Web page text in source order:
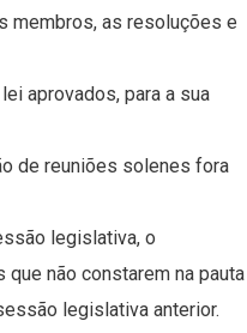
membros, as resoluções e
aprovados, para a sua
de reuniões solenes fora
legislativa, o
não constarem na pauta
legislativa anterior.